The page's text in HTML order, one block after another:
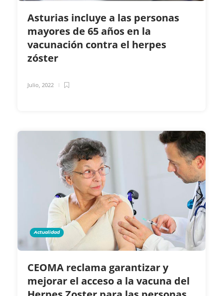
Asturias incluye a las personas
mayores de 65 años en la
vacunación contra el herpes
zóster
Julio, 2022
Actualidad
CEOMA reclama garantizar y
mejorar el acceso a la vacuna del